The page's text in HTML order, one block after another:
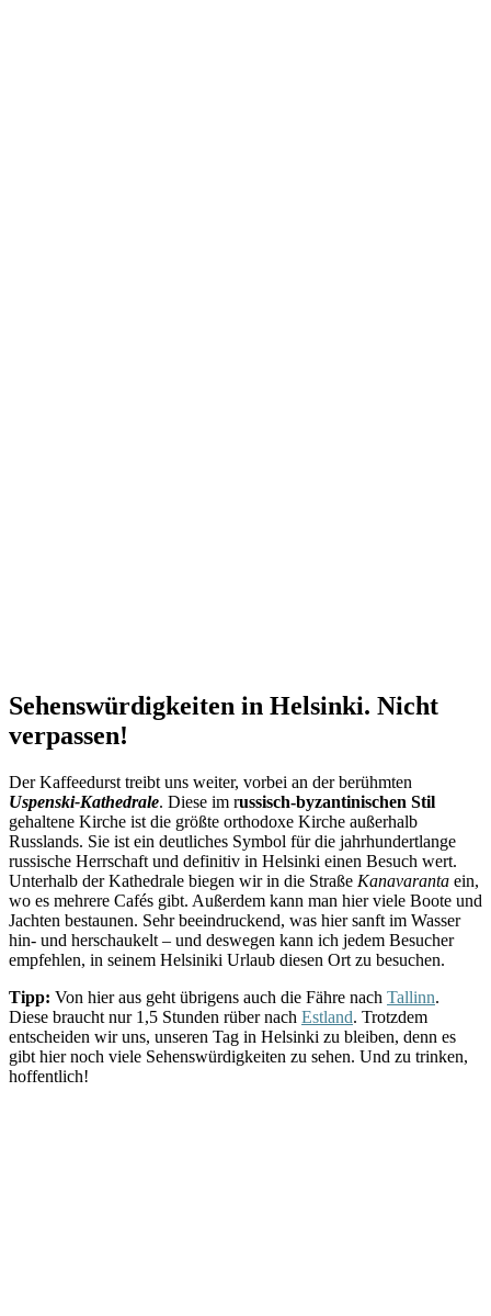
Sehenswürdigkeiten in Helsinki. Nicht
verpassen!
Der Kaffeedurst treibt uns weiter, vorbei an der berühmten
Uspenski-Kathedrale. Diese im russisch-byzantinischen Stil
gehaltene Kirche ist die größte orthodoxe Kirche außerhalb
Russlands. Sie ist ein deutliches Symbol für die jahrhundertlange
russische Herrschaft und definitiv in Helsinki einen Besuch wert.
Unterhalb der Kathedrale biegen wir in die Straße Kanavaranta ein,
wo es mehrere Cafés gibt. Außerdem kann man hier viele Boote und
Jachten bestaunen. Sehr beeindruckend, was hier sanft im Wasser
hin- und herschaukelt – und deswegen kann ich jedem Besucher
empfehlen, in seinem Helsiniki Urlaub diesen Ort zu besuchen.
Tipp: Von hier aus geht übrigens auch die Fähre nach Tallinn.
Diese braucht nur 1,5 Stunden rüber nach Estland. Trotzdem
entscheiden wir uns, unseren Tag in Helsinki zu bleiben, denn es
gibt hier noch viele Sehenswürdigkeiten zu sehen. Und zu trinken,
hoffentlich!